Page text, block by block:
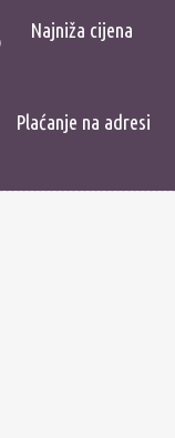
Najniža cijena
Plaćanje na adresi